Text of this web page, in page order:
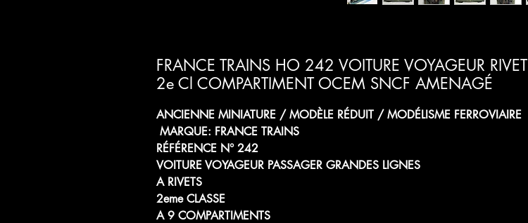
FRANCE TRAINS HO 242 VOITURE VOYAGEUR RIVET
2e Cl COMPARTIMENT OCEM SNCF AMENAGÉ
ANCIENNE MINIATURE / MODÈLE RÉDUIT / MODÉLISME FERROVIAIRE
MARQUE: FRANCE TRAINS
RÉFÉRENCE N° 242
VOITURE VOYAGEUR PASSAGER GRANDES LIGNES
A RIVETS
2eme CLASSE
A 9 COMPARTIMENTS